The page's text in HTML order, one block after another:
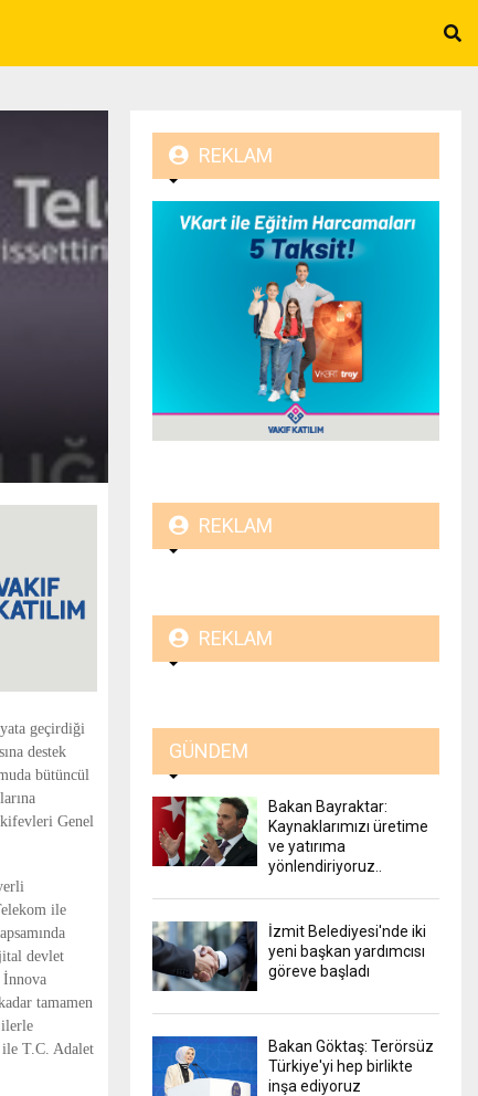
geçirdiği
destek
bütüncül
Genel
ile
devlet
İnnova
tamamen
T.C. Adalet
REKLAM
REKLAM
REKLAM
GÜNDEM
Bakan Bayraktar:
Kaynaklarımızı üretime
ve yatırıma
yönlendiriyoruz..
İzmit Belediyesi'nde iki
yeni başkan yardımcısı
göreve başladı
Bakan Göktaş: Terörsüz
Türkiye'yi hep birlikte
inşa ediyoruz